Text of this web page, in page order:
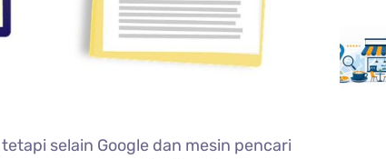
selain Google dan mesin pencari